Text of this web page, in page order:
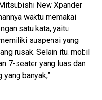
New Xpander
waktu memakai
satu kata, yaitu
suspensi yang
rusak. Selain itu, mobil
7-seater yang luas dan
yang banyak,”